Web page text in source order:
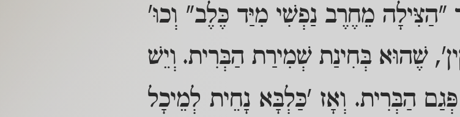
"הַצִּילָה מֵחֶרֶב נַפְשִׁי מִיַּד כֶּלֶב" וְכוּ'
שֶׁהוּא בְּחִינַת שְׁמִירַת הַבְּרִית. וְיֵשׁ
פְּגַם הַבְּרִית. וְאָז 'כַּלְבָּא נָחֵית לְמֵיכָל